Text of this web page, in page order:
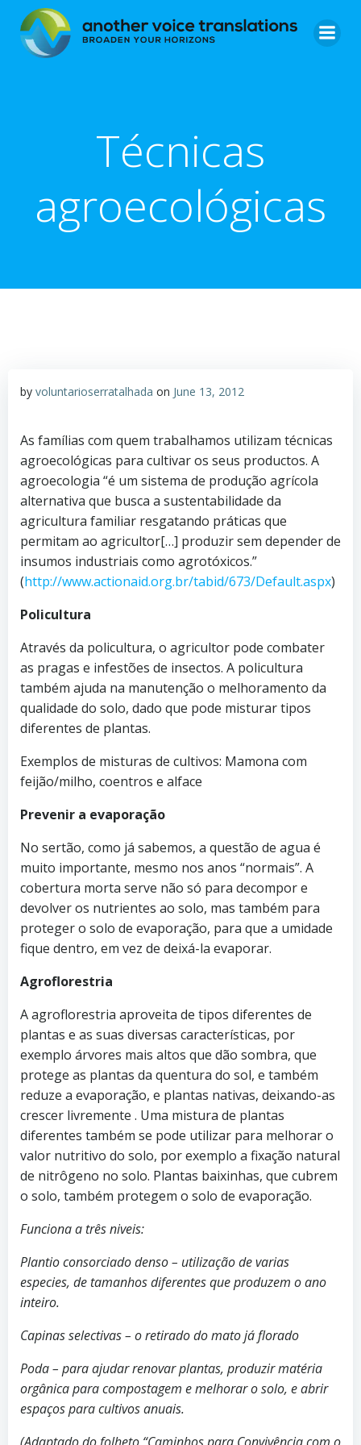
to
content
Técnicas
agroecológicas
by voluntarioserratalhada on June 13, 2012
As famílias com quem trabalhamos utilizam técnicas
agroecológicas para cultivar os seus productos. A
agroecologia “é um sistema de produção agrícola
alternativa que busca a sustentabilidade da
agricultura familiar resgatando práticas que
permitam ao agricultor[…] produzir sem depender de
insumos industriais como agrotóxicos.”
(http://www.actionaid.org.br/tabid/673/Default.aspx)
Policultura
Através da policultura, o agricultor pode combater
as pragas e infestões de insectos. A policultura
também ajuda na manutenção o melhoramento da
qualidade do solo, dado que pode misturar tipos
diferentes de plantas.
Exemplos de misturas de cultivos: Mamona com
feijão/milho, coentros e alface
Prevenir a evaporação
No sertão, como já sabemos, a questão de agua é
muito importante, mesmo nos anos “normais”. A
cobertura morta serve não só para decompor e
devolver os nutrientes ao solo, mas também para
proteger o solo de evaporação, para que a umidade
fique dentro, em vez de deixá-la evaporar.
Agroflorestria
A agroflorestria aproveita de tipos diferentes de
plantas e as suas diversas características, por
exemplo árvores mais altos que dão sombra, que
protege as plantas da quentura do sol, e também
reduze a evaporação, e plantas nativas, deixando-as
crescer livremente . Uma mistura de plantas
diferentes também se pode utilizar para melhorar o
valor nutritivo do solo, por exemplo a fixação natural
de nitrôgeno no solo. Plantas baixinhas, que cubrem
o solo, também protegem o solo de evaporação.
Funciona a três niveis:
Plantio consorciado denso – utilização de varias
especies, de tamanhos diferentes que produzem o ano
inteiro.
Capinas selectivas – o retirado do mato já florado
Poda – para ajudar renovar plantas, produzir matéria
orgânica para compostagem e melhorar o solo, e abrir
espaços para cultivos anuais.